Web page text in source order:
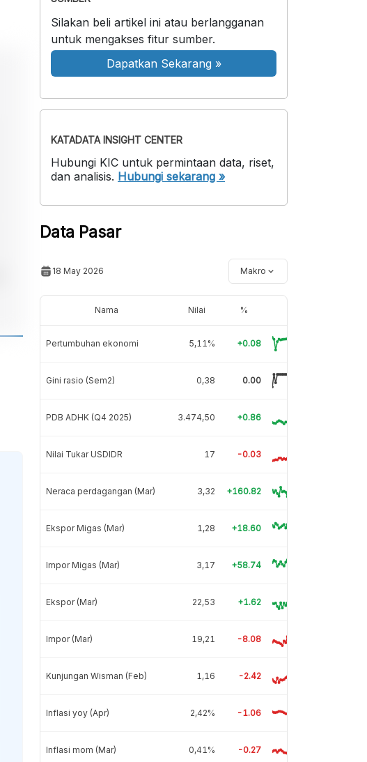
Silakan beli artikel ini atau berlangganan
untuk mengakses fitur sumber.
Dapatkan Sekarang »
KATADATA INSIGHT CENTER
Hubungi KIC untuk permintaan data, riset,
dan analisis. Hubungi sekarang »
Data Pasar
18 May 2026 Makro
Nama Nilai %
Pertumbuhan ekonomi 5,11% +0.08
Gini rasio (Sem2) 0,38 0.00
PDB ADHK (Q4 2025) 3.474,50 +0.86
Nilai Tukar USDIDR 17 -0.03
Neraca perdagangan (Mar) 3,32 +160.82
Ekspor Migas (Mar) 1,28 +18.60
Impor Migas (Mar) 3,17 +58.74
Ekspor (Mar) 22,53 +1.62
Impor (Mar) 19,21 -8.08
Kunjungan Wisman (Feb) 1,16 -2.42
Inflasi yoy (Apr) 2,42% -1.06
Inflasi mom (Mar) 0,41% -0.27